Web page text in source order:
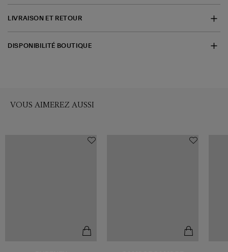
LIVRAISON ET RETOUR
DISPONIBILITÉ BOUTIQUE
VOUS AIMEREZ AUSSI